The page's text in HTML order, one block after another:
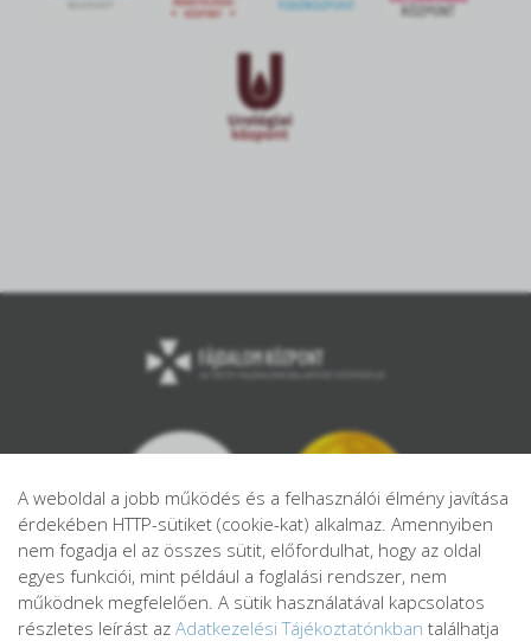
A weboldal a jobb működés és a felhasználói élmény javítása
érdekében HTTP-sütiket (cookie-kat) alkalmaz. Amennyiben
nem fogadja el az összes sütit, előfordulhat, hogy az oldal
egyes funkciói, mint például a foglalási rendszer, nem
működnek megfelelően. A sütik használatával kapcsolatos
részletes leírást az Adatkezelési Tájékoztatónkban találhatja